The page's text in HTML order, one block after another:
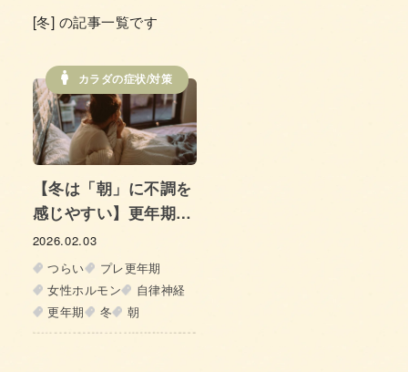
[冬] の記事一覧です
カラダの症状/対策
【冬は「朝」に不調を
感じやすい】更年期女
性の悩み、そのワケ
は？
2026.02.03
つらい
プレ更年期
女性ホルモン
自律神経
更年期
冬 朝